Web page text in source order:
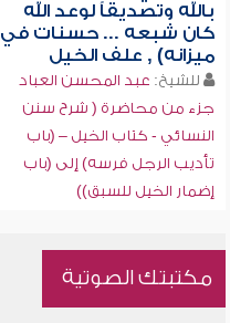
بالله وتصديقاً لوعد الله
كان شبعه ... حسنات في
ميزانه) , علف الخيل
للشيخ: عبد المحسن العباد
جزء من محاضرة ( شرح سنن
النسائي - كتاب الخيل – (باب
تأديب الرجل فرسه) إلى (باب
إضمار الخيل للسبق))
مكتبتك الصوتية